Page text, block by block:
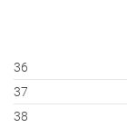
36
37
38